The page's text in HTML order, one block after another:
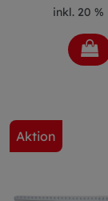
inkl. 20 %
Aktion